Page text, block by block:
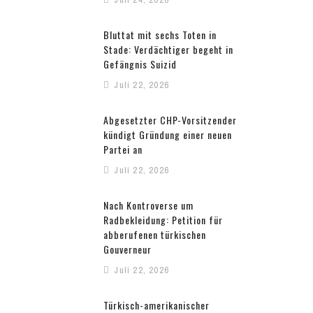
Bluttat mit sechs Toten in
Stade: Verdächtiger begeht in
Gefängnis Suizid
Juli 22, 2026
Abgesetzter CHP-Vorsitzender
kündigt Gründung einer neuen
Partei an
Juli 22, 2026
Nach Kontroverse um
Radbekleidung: Petition für
abberufenen türkischen
Gouverneur
Juli 22, 2026
Türkisch-amerikanischer